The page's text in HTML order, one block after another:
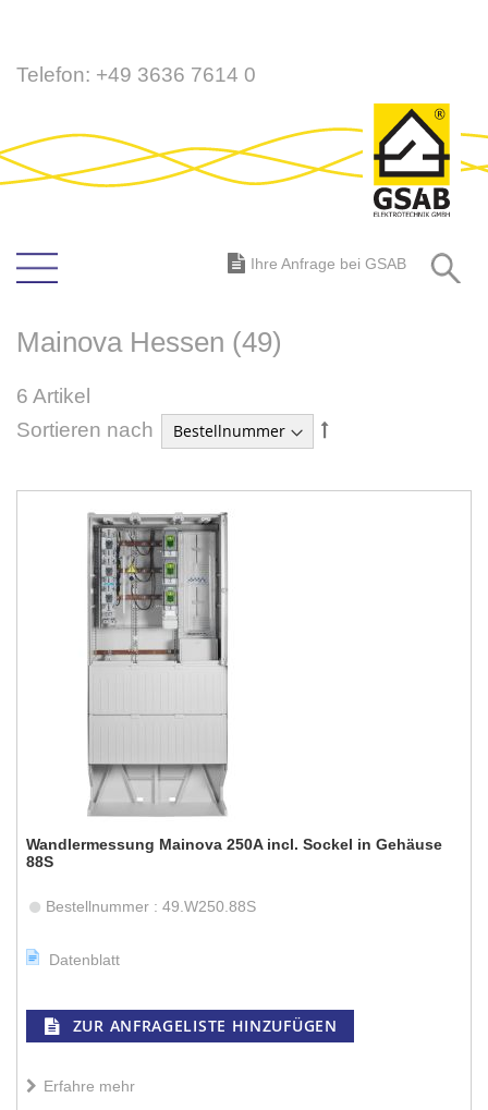
Direkt
Telefon: +49 3636 7614 0
Ihre Anfrage bei GSAB
Mainova Hessen (49)
6 Artikel
Sortieren nach
In
Wandlermessung Mainova 250A incl. Sockel in Gehäuse
88S
Bestellnummer : 49.W250.88S
Datenblatt
ZUR ANFRAGELISTE HINZUFÜGEN
Erfahre mehr